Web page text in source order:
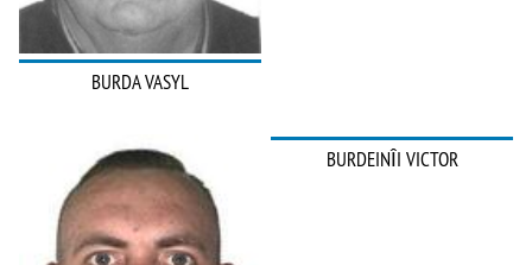
BURDA VASYL
BURDEINÎI VICTOR